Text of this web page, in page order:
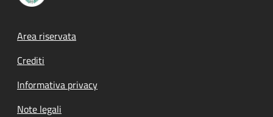
Footer menu
Area riservata
Crediti
Informativa privacy
Note legali